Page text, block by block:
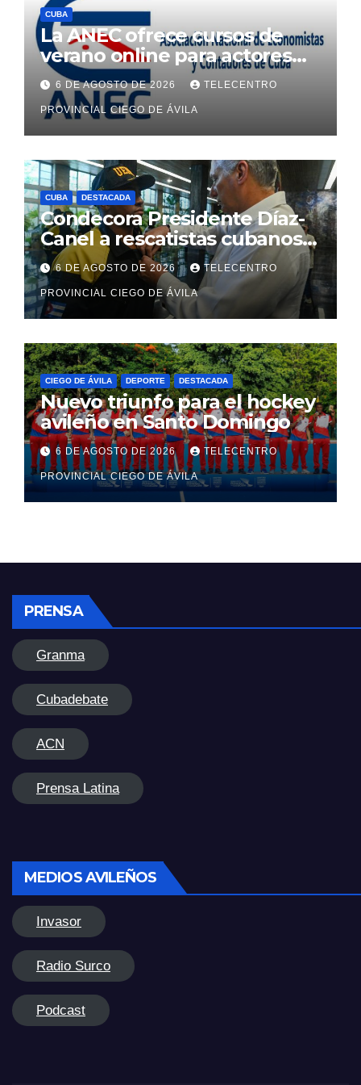
CUBA
La ANEC ofrece cursos de
verano online para actores
económicos y estatales
6 DE AGOSTO DE 2026 TELECENTRO
PROVINCIAL CIEGO DE ÁVILA
CUBA DESTACADA
Condecora Presidente Díaz-
Canel a rescatistas cubanos
que ayudaron en Venezuela
6 DE AGOSTO DE 2026 TELECENTRO
PROVINCIAL CIEGO DE ÁVILA
CIEGO DE ÁVILA DEPORTE DESTACADA
Nuevo triunfo para el hockey
avileño en Santo Domingo
6 DE AGOSTO DE 2026 TELECENTRO
PROVINCIAL CIEGO DE ÁVILA
PRENSA
Granma
Cubadebate
ACN
Prensa Latina
MEDIOS AVILEÑOS
Invasor
Radio Surco
Podcast